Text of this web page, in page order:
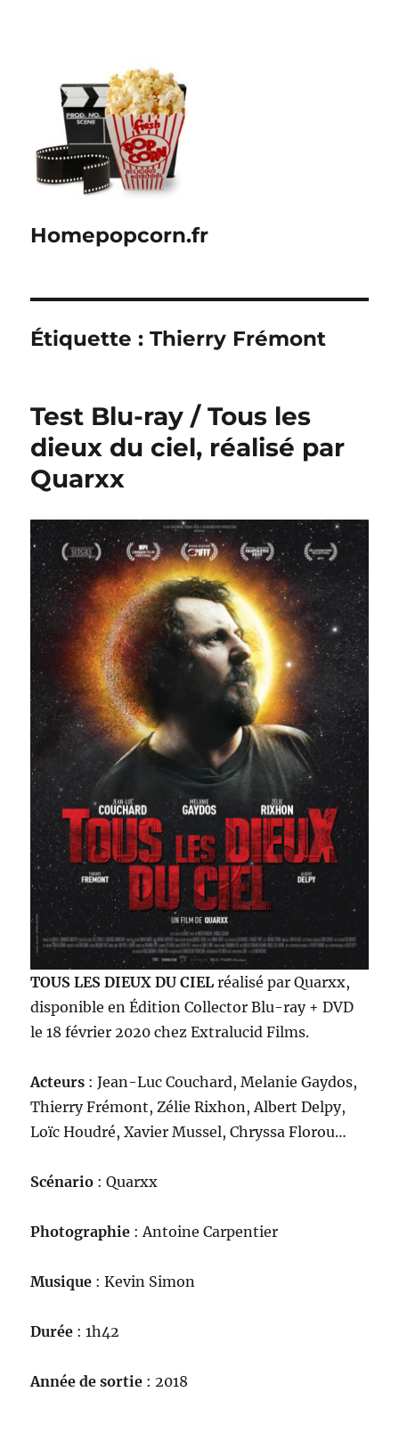
Homepopcorn.fr
Étiquette :Thierry Frémont
Test Blu-ray / Tous les
dieux du ciel, réalisé par
Quarxx
TOUS LES DIEUX DU CIEL réalisé par Quarxx,
disponible en Édition Collector Blu-ray + DVD
le 18 février 2020 chez Extralucid Films.
Acteurs : Jean-Luc Couchard, Melanie Gaydos,
Thierry Frémont, Zélie Rixhon, Albert Delpy,
Loïc Houdré, Xavier Mussel, Chryssa Florou…
Scénario : Quarxx
Photographie : Antoine Carpentier
Musique : Kevin Simon
Durée : 1h42
Année de sortie : 2018